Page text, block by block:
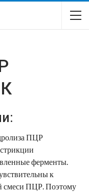
ПЦР
ферменты.
к
смеси ПЦР. Поэтому